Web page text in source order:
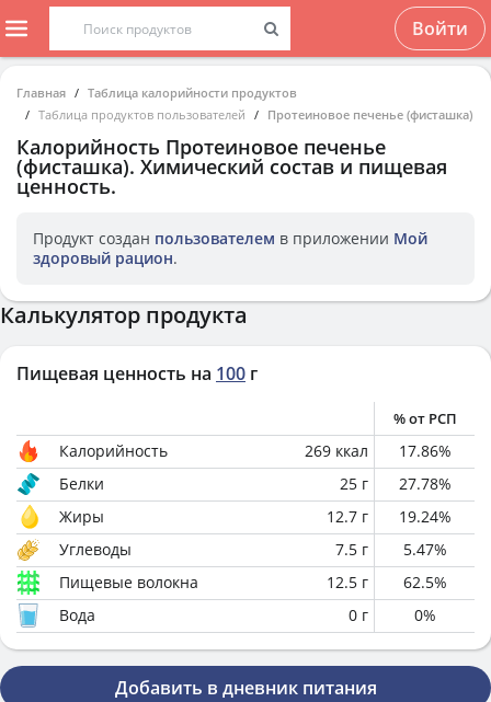
Войти
Главная
Таблица калорийности продуктов
Таблица продуктов пользователей
Протеиновое печенье (фисташка)
Калорийность Протеиновое печенье
(фисташка). Химический состав и пищевая
ценность.
Продукт создан пользователем в приложении Мой
здоровый рацион.
Калькулятор продукта
Пищевая ценность на 100 г
% от РСП
Калорийность 269 ккал 17.86%
Белки
25 г 27.78%
Жиры
12.7 г 19.24%
Углеводы
7.5 г 5.47%
Пищевые волокна
12.5 г 62.5%
Вода
0 г 0%
Добавить в дневник питания